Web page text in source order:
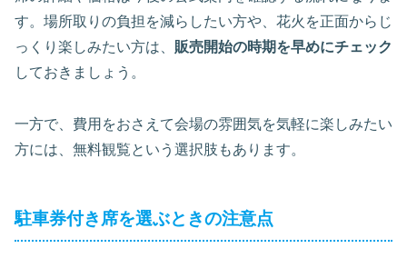
す。場所取りの負担を減らしたい方や、花火を正面からじ
っくり楽しみたい方は、 販売開始の時期を早めにチェック
しておきましょう。
一方で、費用をおさえて会場の雰囲気を気軽に楽しみたい
方には、無料観覧という選択肢もあります。
駐車券付き席を選ぶときの注意点